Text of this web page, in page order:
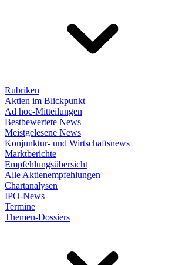
Rubriken
Aktien im Blickpunkt
Ad hoc-Mitteilungen
Bestbewertete News
Meistgelesene News
Konjunktur- und Wirtschaftsnews
Marktberichte
Empfehlungsübersicht
Alle Aktienempfehlungen
Chartanalysen
IPO-News
Termine
Themen-Dossiers